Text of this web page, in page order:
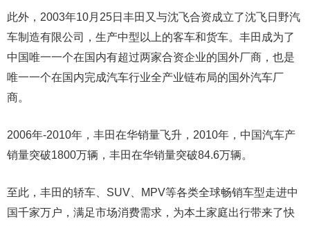
此外，2003年10月25日丰田又与沈飞合资成立了沈飞日野汽
车制造有限公司，生产中型以上的客车和货车。丰田成为了
中国唯一一个在国内有超过两家合资企业的国外厂商，也是
唯一一个在国内完成汽车行业全产业链布局的国外汽车厂
商。
2006年-2010年，丰田在华销量飞升，2010年，中国汽车产
销量突破1800万辆，丰田在华销量突破84.6万辆。
至此，丰田的轿车、SUV、MPV等各类全球畅销车型走进中
国千家万户，满足市场消费需求，为本土家庭出行带来了快